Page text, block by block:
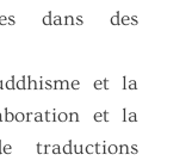
dans des
et la
et la
traductions